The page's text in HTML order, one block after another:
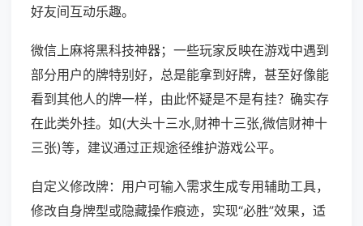
好友间互动乐趣。
微信上麻将黑科技神器；一些玩家反映在游戏中遇到
部分用户的牌特别好，总是能拿到好牌，甚至好像能
看到其他人的牌一样，由此怀疑是不是有挂？确实存
在此类外挂。如(大头十三水,财神十三张,微信财神十
三张)等，建议通过正规途径维护游戏公平。
自定义修改牌：用户可输入需求生成专用辅助工具，
修改自身牌型或隐藏操作痕迹，实现“必胜”效果，适